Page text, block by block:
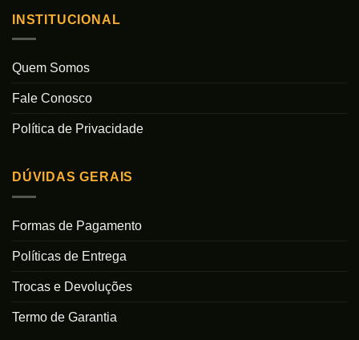
INSTITUCIONAL
Quem Somos
Fale Conosco
Política de Privacidade
DÚVIDAS GERAIS
Formas de Pagamento
Políticas de Entrega
Trocas e Devoluções
Termo de Garantia